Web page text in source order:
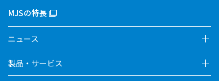
MJSの特長
ニュース
製品・サービス